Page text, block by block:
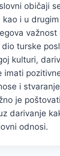
običaji
kao i u
turske
kulturi,
imati
i
je
darivanje
odnosi.